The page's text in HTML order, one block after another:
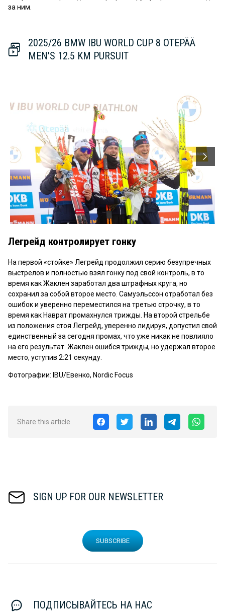
за ним.
2025/26 BMW IBU WORLD CUP 8 OTEPÄÄ
MEN'S 12.5 KM PURSUIT
Легрейд контролирует гонку
На первой «стойке» Легрейд продолжил серию безупречных
выстрелов и полностью взял гонку под свой контроль, в то
время как Жаклен заработал два штрафных круга, но
сохранил за собой второе место. Самуэльссон отработал без
ошибок и уверенно переместился на третью строчку, в то
время как Наврат промахнулся трижды. На второй стрельбе
из положения стоя Легрейд, уверенно лидируя, допустил свой
единственный за сегодня промах, что уже никак не повлияло
на его результат. Жаклен ошибся трижды, но удержал второе
место, уступив 2:21 секунду.
Фотографии: IBU/Евенко, Nordic Focus
Share this article
SIGN UP FOR OUR NEWSLETTER
SUBSCRIBE
ПОДПИСЫВАЙТЕСЬ НА НАС